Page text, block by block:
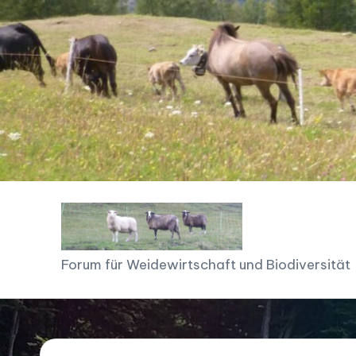
Skip
to
content
F
o
r
Forum für Weidewirtschaft und Biodiversität